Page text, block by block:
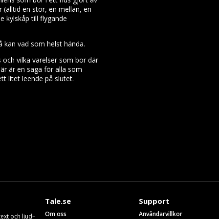
(alltid en stor, en mellan, en
kylskåp till flygande
vad som helst hända.
vilka varelser som bor där
är en saga för alla som
litet leende på slutet.
och ljud–
Tale.se
Om oss
Support
Användarvillkor